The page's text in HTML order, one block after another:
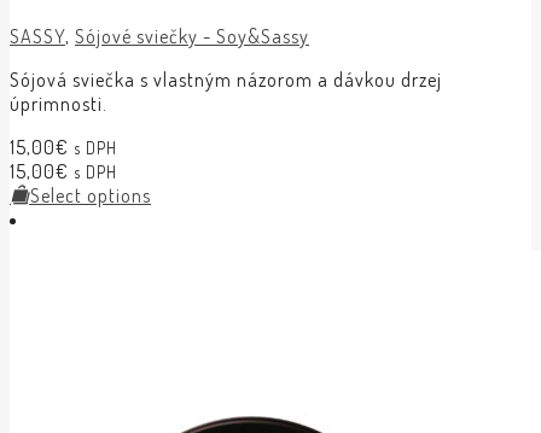
SASSY, Sójové sviečky - Soy&Sassy
Sójová sviečka s vlastným názorom a dávkou drzej
úprimnosti.
15,00€ s DPH
15,00€ s DPH
Select options